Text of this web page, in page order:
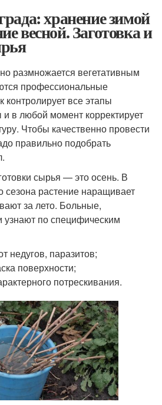
хранение зимой
весной. Заготовка и
размножается вегетативным
профессиональные
все этапы
в любой момент корректирует
Чтобы качественно провести
правильно подобрать
сырья — это осень. В
сезона растение наращивает
за лето. Больные,
узнают по специфическим
недугов, паразитов;
поверхности;
потрескивания.